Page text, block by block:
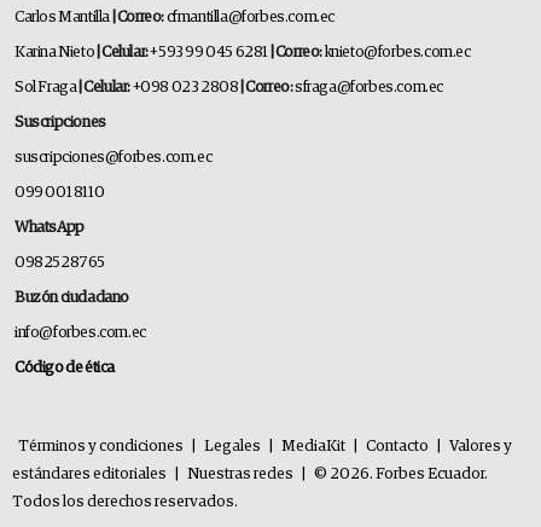
Carlos Mantilla | Correo:cfmantilla@forbes.com.ec
Karina Nieto | Celular:+593 99 045 6281 | Correo:knieto@forbes.com.ec
Sol Fraga| Celular:+098 023 2808 | Correo:sfraga@forbes.com.ec
Suscripciones
suscripciones@forbes.com.ec
099 001 8110
WhatsApp
0982528765
Buzón ciudadano
info@forbes.com.ec
Código de ética
Términos y condiciones Legales MediaKit Contacto
Valores y
estándares editoriales
Nuestras redes
© 2026. Forbes Ecuador.
Todos los derechos reservados.